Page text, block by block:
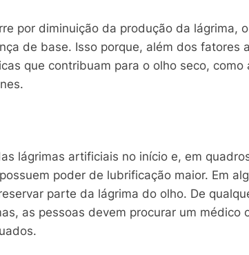
por diminuição da produção da lágrima,
de base. Isso porque, além dos fatores
que contribuam para o olho seco, como
lágrimas artificiais no início e, em
poder de lubrificação maior. Em
parte da lágrima do olho. De
as pessoas devem procurar um médico